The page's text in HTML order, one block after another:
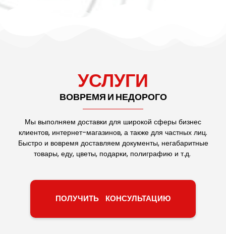
УСЛУГИ
ВОВРЕМЯ И НЕДОРОГО
Мы выполняем доставки для широкой сферы бизнес
клиентов, интернет-магазинов, а также для частных лиц.
Быстро и вовремя доставляем документы, негабаритные
товары, еду, цветы, подарки, полиграфию и т.д.
ПОЛУЧИТЬ КОНСУЛЬТАЦИЮ